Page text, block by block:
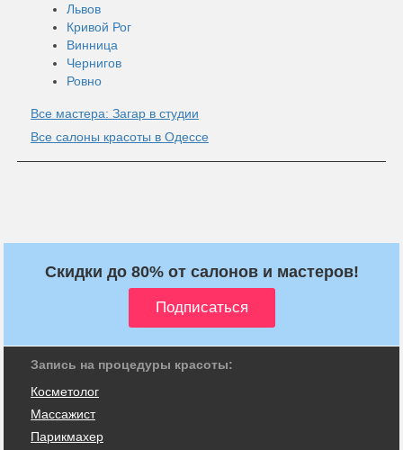
Львов
Кривой Рог
Винница
Чернигов
Ровно
Все мастера: Загар в студии
Все салоны красоты в Одессе
Скидки до 80% от салонов и мастеров!
Запись на процедуры красоты:
Косметолог
Массажист
Парикмахер